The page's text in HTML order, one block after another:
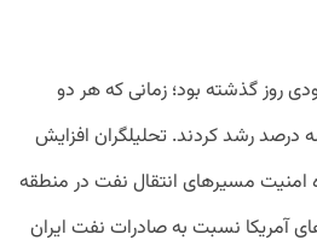
روز گذشته بود؛ زمانی که هر دو
رشد کردند. تحلیلگران افزایش
امنیت مسیرهای انتقال نفت در منطقه
آمریکا نسبت به صادرات نفت ایران